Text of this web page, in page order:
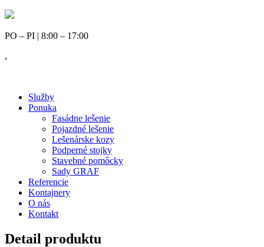
PO – PI | 8:00 – 17:00
,
Služby
Ponuka
Fasádne lešenie
Pojazdné lešenie
Lešenárske kozy
Podperné stojky
Stavebné pomôcky
Sady GRAF
Referencie
Kontajnery
O nás
Kontakt
Detail produktu